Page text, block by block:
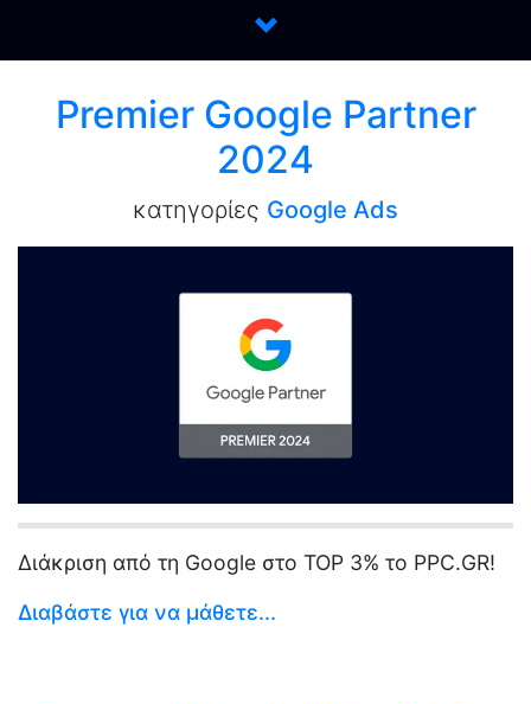
Premier Google Partner
2024
κατηγορίες Google Ads
Διάκριση από τη Google στο TOP 3% το PPC.GR!
Διαβάστε για να μάθετε...